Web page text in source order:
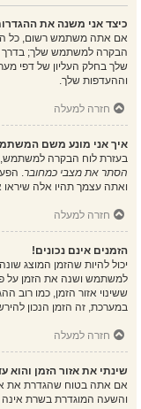
כיצד אני משנה את
אם אתה משתמש רשום, כל
הבקרה למשתמש שלך; בדרך
שלך בחלק העליון של דפי
וההעדפות שלך.
חזרה למעלה
איך אני מונע משם
בעזרת לוח הבקרה
הסתר את מצבי כמחובר.
ואתה עצמך תהיו אלה
חזרה למעלה
הזמנים אינם נכונים!
יכול להיות שהזמן המוצג
למשתמש ושנה את הזמן על פי
ששינוי אזור הזמן, כמו רוב
במערכת, זה הזמן הנכון
חזרה למעלה
שינתי את אזור הזמן והוא
אם אתה בטוח שהגדרת את אזור
והשעה המוגדרת בשרת אינה